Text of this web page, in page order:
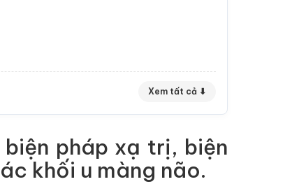
Xem tất cả ⬇
pháp xạ trị, biện
khối u màng não.